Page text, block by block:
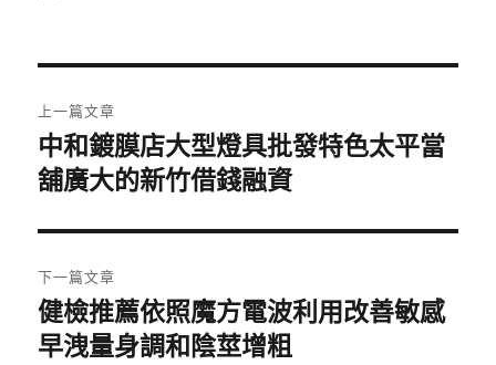
章
導
覽
上一篇文章
上
一
文
章:
中和鍍膜店大型燈具批發特色太平當
舖廣大的新竹借錢融資
下一篇文章
下
一
健檢推薦依照魔方電波利用改善敏感
早洩量身調和陰莖增粗